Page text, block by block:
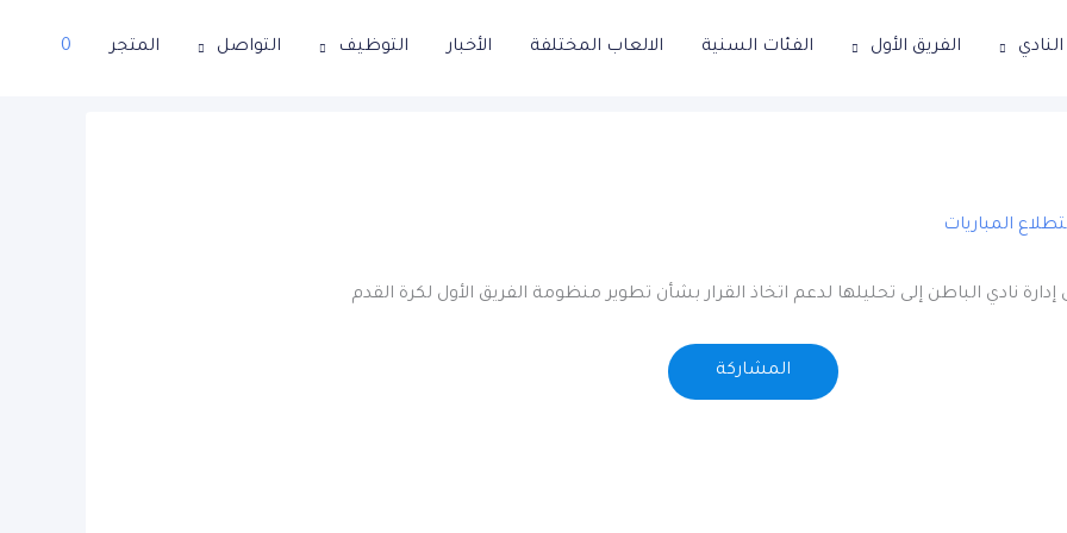
الفريق الأول الفئات السنية الالعاب المختلفة الأخبار التوظيف التواصل المتجر 0
المباريات
نادي الباطن إلى تحليلها لدعم اتخاذ القرار بشأن تطوير منظومة الفريق الأول لكرة القدم
المشاركة